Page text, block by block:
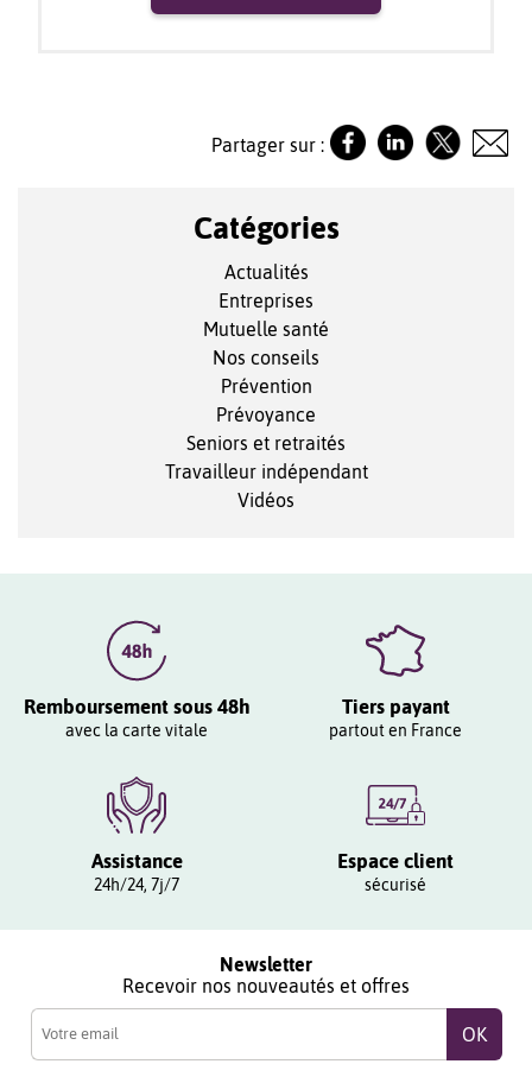
Partager sur :
Catégories
Actualités
Entreprises
Mutuelle santé
Nos conseils
Prévention
Prévoyance
Seniors et retraités
Travailleur indépendant
Vidéos
Remboursement sous 48h
avec la carte vitale
Tiers payant
partout en France
Assistance
24h/24, 7j/7
Espace client
sécurisé
Newsletter
Recevoir nos nouveautés et offres